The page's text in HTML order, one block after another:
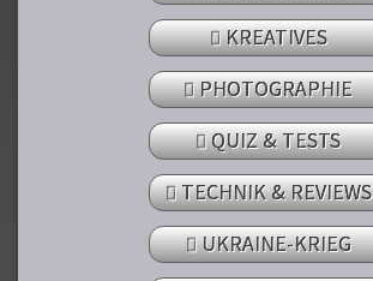
KREATIVES
PHOTOGRAPHIE
QUIZ & TESTS
TECHNIK & REVIEWS
UKRAINE-KRIEG